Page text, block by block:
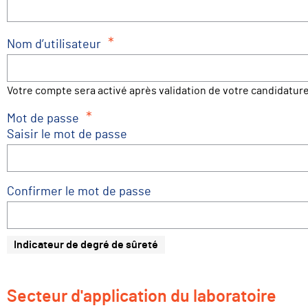
Nom d’utilisateur *
Votre compte sera activé après validation de votre
Mot de passe *
Saisir le mot de passe
Confirmer le mot de passe
Indicateur de degré de sûreté
Secteur d'application du laboratoire